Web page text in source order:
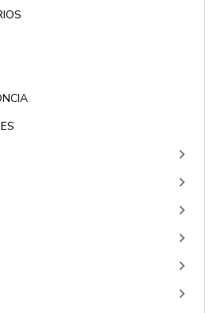
keyboard_arrow_right
keyboard_arrow_right
keyboard_arrow_right
keyboard_arrow_right
keyboard_arrow_right
keyboard_arrow_right